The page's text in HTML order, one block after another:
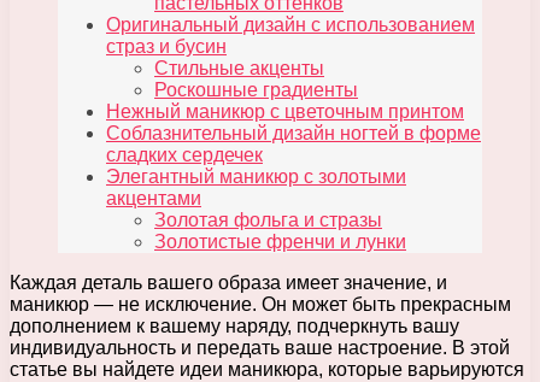
Оригинальный дизайн с использованием
страз и бусин
Стильные акценты
Роскошные градиенты
Нежный маникюр с цветочным принтом
Соблазнительный дизайн ногтей в форме
сладких сердечек
Элегантный маникюр с золотыми
акцентами
Золотая фольга и стразы
Золотистые френчи и лунки
Каждая деталь вашего образа имеет значение, и
маникюр — не исключение. Он может быть прекрасным
дополнением к вашему наряду, подчеркнуть вашу
индивидуальность и передать ваше настроение. В этой
статье вы найдете идеи маникюра, которые варьируются